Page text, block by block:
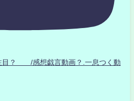
目？ /感想戯言動画？.一息つく動